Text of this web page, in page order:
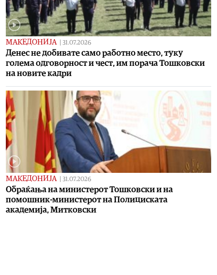
МАКЕДОНИЈА 31.07.2026
Денес не добивате само работно место, туку
голема одговорност и чест, им порача Тошковски
на новите кадри
МАКЕДОНИЈА 31.07.2026
Обраќања на министерот Тошковски и на
помошник-министерот на Полициската
академија, Митковски